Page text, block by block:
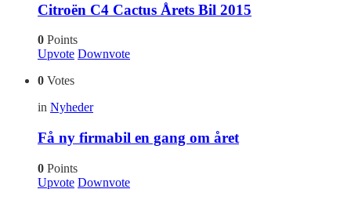
Citroën C4 Cactus Årets Bil 2015
0 Points
Upvote Downvote
0 Votes
in Nyheder
Få ny firmabil en gang om året
0 Points
Upvote Downvote